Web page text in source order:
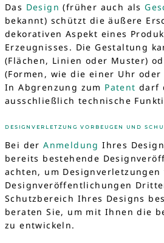
Das Design (früher auch als
bekannt) schützt die äußere
dekorativen Aspekt eines
Erzeugnisses. Die Gestaltung
(Flächen, Linien oder Muster)
(Formen, wie die einer Uhr
In Abgrenzung zum Patent darf
ausschließlich technische
DESIGNVERLETZUNG VORBEUGEN UND
Bei derAnmeldung Ihres
bereits bestehende
achten, um Designverletzungen
Designveröffentlichungen
Schutzbereich Ihres Designs
beraten Sie, um mit Ihnen die
zu entwickeln.